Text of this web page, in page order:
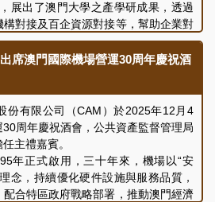
展出了澳門大學之產學研成果，透過
對接及百企資源對接等，幫助企業對
力，為成果轉化新生態及跨產業合作
果轉化和新興產業的發展。
席澳門國際機場營運30周年慶祝酒
有限公司（CAM）於2025年12月4
周年慶祝酒會，公共資產監督管理局
主禮嘉賓。
正式啟用，三十年來，機場以“安
念，持續優化硬件設施與服務品質，
合特區政府戰略部署，推動澳門經濟